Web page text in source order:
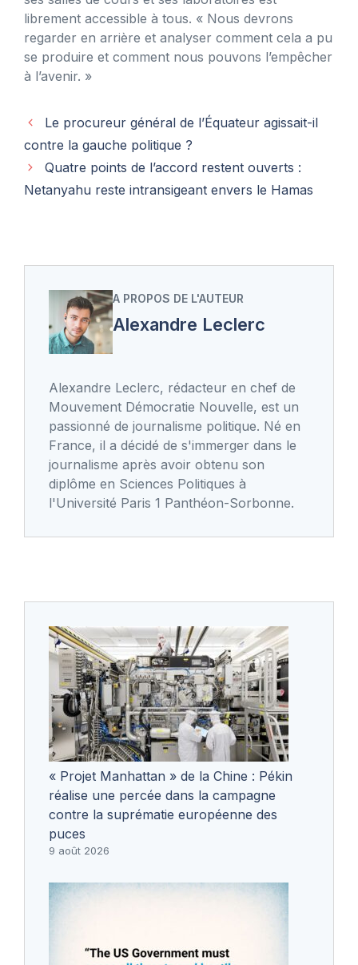
librement accessible à tous. « Nous devrons
regarder en arrière et analyser comment cela a pu
se produire et comment nous pouvons l’empêcher
à l’avenir. »
Le procureur général de l’Équateur agissait-il
contre la gauche politique ?
Quatre points de l’accord restent ouverts :
Netanyahu reste intransigeant envers le Hamas
A PROPOS DE L'AUTEUR
Alexandre Leclerc
Alexandre Leclerc, rédacteur en chef de
Mouvement Démocratie Nouvelle, est un
passionné de journalisme politique. Né en
France, il a décidé de s'immerger dans le
journalisme après avoir obtenu son
diplôme en Sciences Politiques à
l'Université Paris 1 Panthéon-Sorbonne.
« Projet Manhattan » de la Chine : Pékin
réalise une percée dans la campagne
contre la suprématie européenne des
puces
9 août 2026